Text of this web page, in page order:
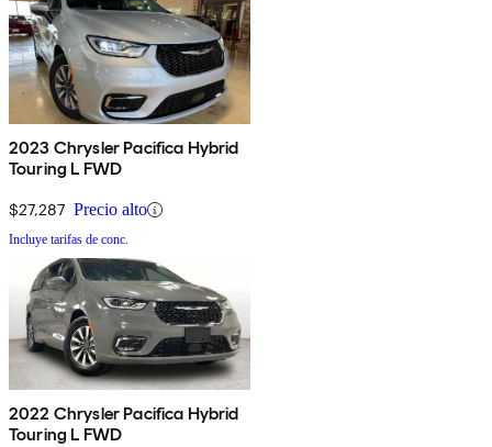
2023 Chrysler Pacifica Hybrid
Touring L FWD
$27,287 Precio alto
Incluye tarifas de conc.
2022 Chrysler Pacifica Hybrid
Touring L FWD